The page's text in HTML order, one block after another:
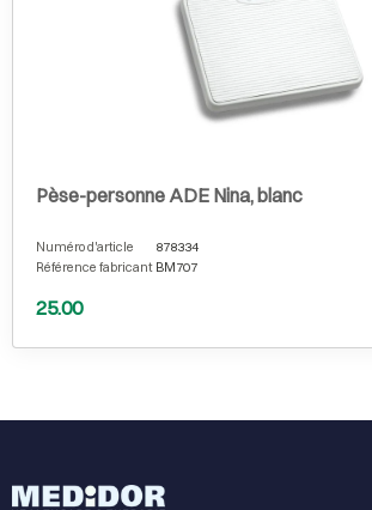
Pèse-personne ADE Nina, blanc
Numéro d'article
878334
Référence fabricant BM707
25.00